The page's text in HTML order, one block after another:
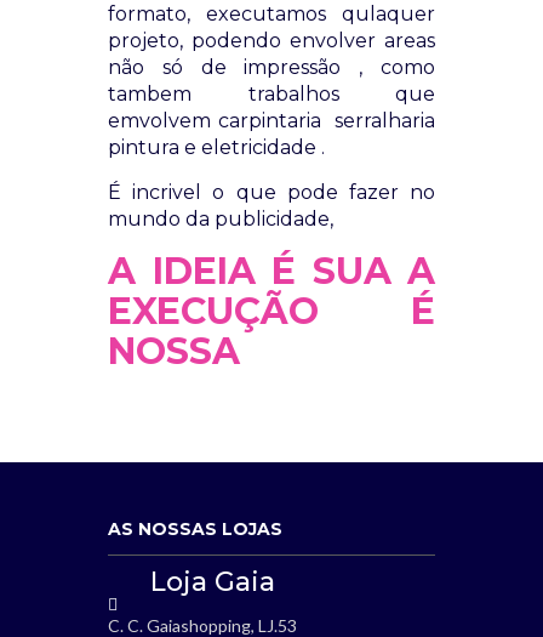
formato, executamos qulaquer
projeto, podendo envolver areas
não só de impressão , como
tambem trabalhos que
emvolvem carpintaria serralharia
pintura e eletricidade .
É incrivel o que pode fazer no
mundo da publicidade,
A IDEIA É SUA A
EXECUÇÃO É
NOSSA
AS NOSSAS LOJAS
Loja Gaia
C. C. Gaiashopping, LJ.53